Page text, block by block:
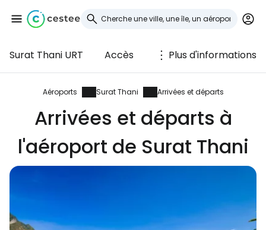
Surat Thani URT Accès Plus d'informations
Aéroports Surat Thani Arrivées et départs
Arrivées et départs à
l'aéroport de Surat Thani
Se connecter à
Cestee
... la communauté mondiale des voyageurs